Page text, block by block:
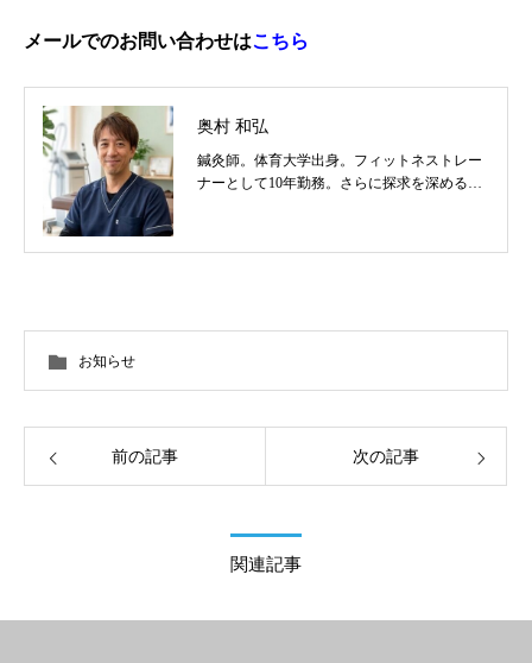
メールでのお問い合わせはこちら
奥村 和弘
鍼灸師。体育大学出身。フィットネストレー
ナーとして10年勤務。さらに探求を深めるべ
の他顔鍼など様々な症状の施術に日々、奔走
お知らせ
前の記事 次の記事
関連記事